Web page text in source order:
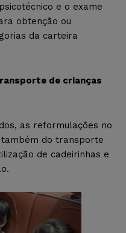
e o exame
obtenção ou
da carteira
de crianças
as reformulações no
do transporte
de cadeirinhas e